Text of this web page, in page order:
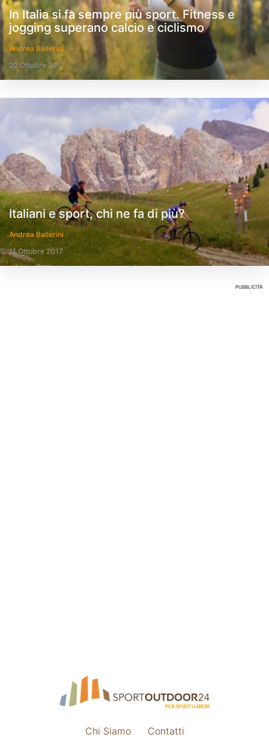
In Italia si fa sempre più sport. Fitness e
jogging superano calcio e ciclismo
Andrea Ballerini
20 Ottobre 2017
Italiani e sport, chi ne fa di più?
Andrea Ballerini
11 Ottobre 2017
PUBBLICITÀ
Chi Siamo Contatti